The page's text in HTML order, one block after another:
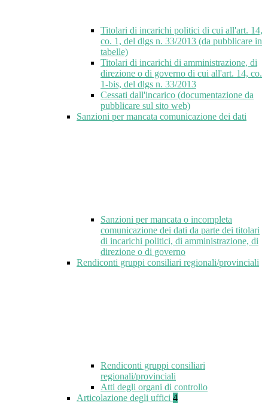
Titolari di incarichi politici di cui all'art. 14,
co. 1, del dlgs n. 33/2013 (da pubblicare in
tabelle)
Titolari di incarichi di amministrazione, di
direzione o di governo di cui all'art. 14, co.
1-bis, del dlgs n. 33/2013
Cessati dall'incarico (documentazione da
pubblicare sul sito web)
Sanzioni per mancata comunicazione dei dati
Sanzioni per mancata o incompleta
comunicazione dei dati da parte dei titolari
di incarichi politici, di amministrazione, di
direzione o di governo
Rendiconti gruppi consiliari regionali/provinciali
Rendiconti gruppi consiliari
regionali/provinciali
Atti degli organi di controllo
Articolazione degli uffici 4